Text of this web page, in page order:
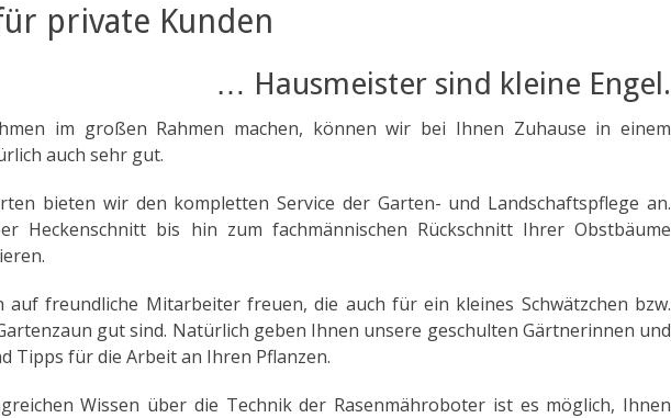
private Kunden
… Hausmeister sind kleine Engel.
im großen Rahmen machen, können wir bei Ihnen Zuhause in einem
auch sehr gut.
bieten wir den kompletten Service der Garten- und Landschaftspflege an.
Heckenschnitt bis hin zum fachmännischen Rückschnitt Ihrer Obstbäume
auf freundliche Mitarbeiter freuen, die auch für ein kleines Schwätzchen bzw.
gut sind. Natürlich geben Ihnen unsere geschulten Gärtnerinnen und
Tipps für die Arbeit an Ihren Pflanzen.
Wissen über die Technik der Rasenmähroboter ist es möglich, Ihnen